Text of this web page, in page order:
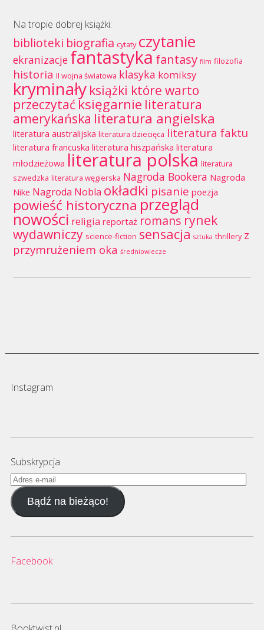
Na tropie dobrej książki:
biblioteki biografia cytaty czytanie
ekranizacje fantastykafantasy film filozofia
historia II wojna światowa klasyka komiksy
kryminały książki które warto
przeczytaćksięgarnie literatura
amerykańska literatura angielska
literatura australijska literatura dziecięca literatura faktu
literatura francuska literatura hiszpańska literatura
młodzieżowa literatura polska literatura
szwedzka literatura węgierska Nagroda Bookera Nagroda
Nike Nagroda Nobla okładki pisanie poezja
powieść historyczna przegląd
nowości religia reportaż romans rynek
wydawniczy science-fiction sensacja sztuka thrillery z
przymrużeniem oka średniowiecze
Instagram
Subskrypcja
Adres
e-
mailBądź na bieżąco!
Facebook